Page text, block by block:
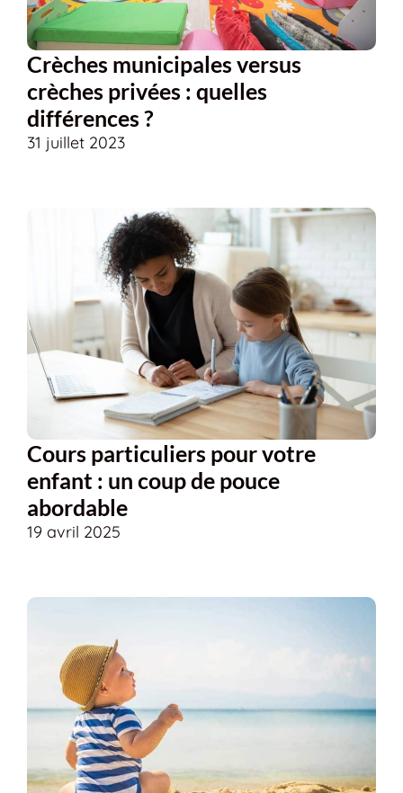
Crèches municipales versus
crèches privées : quelles
différences ?
31 juillet 2023
Cours particuliers pour votre
enfant : un coup de pouce
abordable
19 avril 2025